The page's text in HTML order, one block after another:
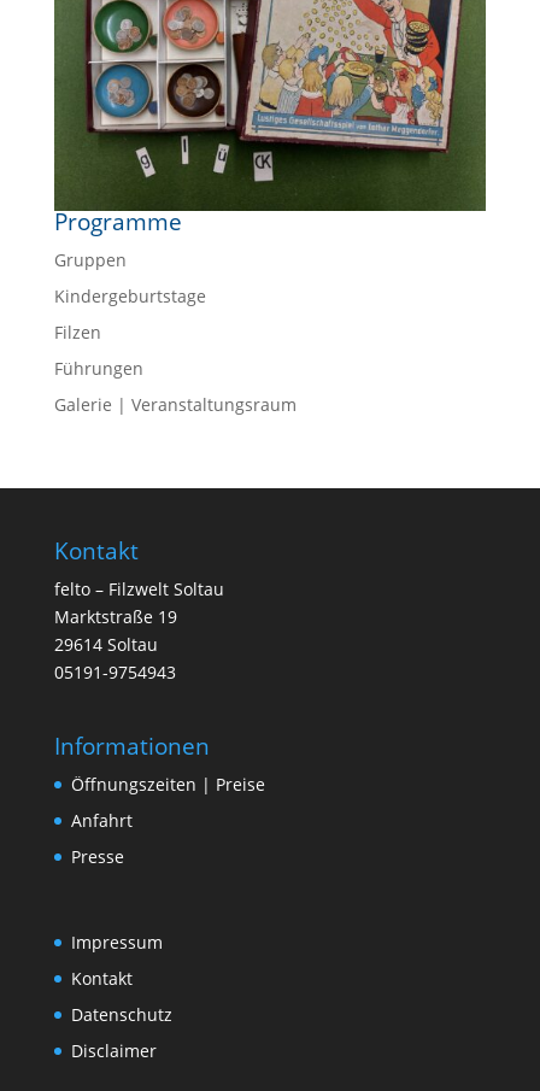
Programme
Gruppen
Kindergeburtstage
Filzen
Führungen
Galerie | Veranstaltungsraum
Kontakt
felto – Filzwelt Soltau
Marktstraße 19
29614 Soltau
05191-9754943
Informationen
Öffnungszeiten | Preise
Anfahrt
Presse
Impressum
Kontakt
Datenschutz
Disclaimer